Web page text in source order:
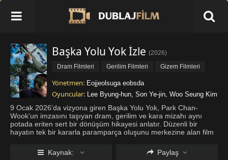
Başka Yolu Yok İzle (2026)
Dram Filmleri
Gerilim Filmleri Gizem Filmleri
Komedi Filmleri
Yönetmen: Eojjeolsuga eobsda
Oyuncular: Lee Byung-hun, Son Ye-jin, Woo Seung Kim
9 Ocak 2026’da vizyona giren Başka Yolu Yok, Park Chan-
Wook’un imzasını taşıyan dram, gerilim ve kara mizahı aynı
potada eriten sert bir dönüşüm hikayesi anlatır. Düzenli bir
hayatın tek bir kararla paramparça oluşunu merkezine alan film
sapmasını ra
Daha fazla göster
Kaynak: Paylaş